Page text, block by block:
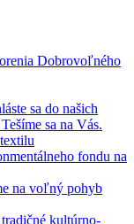
Dobrovoľného
sa do našich
sa na Vás.
fondu na
na voľný pohyb
kultúrno-